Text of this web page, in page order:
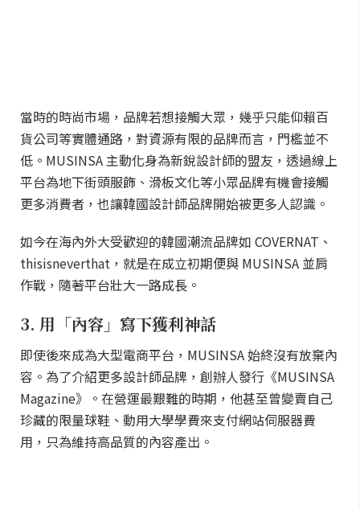
當時的時尚市場，品牌若想接觸大眾，幾乎只能仰賴百
貨公司等實體通路，對資源有限的品牌而言，門檻並不
低。MUSINSA 主動化身為新銳設計師的盟友，透過線上
平台為地下街頭服飾、滑板文化等小眾品牌有機會接觸
更多消費者，也讓韓國設計師品牌開始被更多人認識。
如今在海內外大受歡迎的韓國潮流品牌如 COVERNAT、
thisisneverthat，就是在成立初期便與 MUSINSA 並肩
作戰，隨著平台壯大一路成長。
3. 用「內容」寫下獲利神話
即使後來成為大型電商平台，MUSINSA 始終沒有放棄內
容。為了介紹更多設計師品牌，創辦人發行《MUSINSA
Magazine》。在營運最艱難的時期，他甚至曾變賣自己
珍藏的限量球鞋、動用大學學費來支付網站伺服器費
用，只為維持高品質的內容產出。